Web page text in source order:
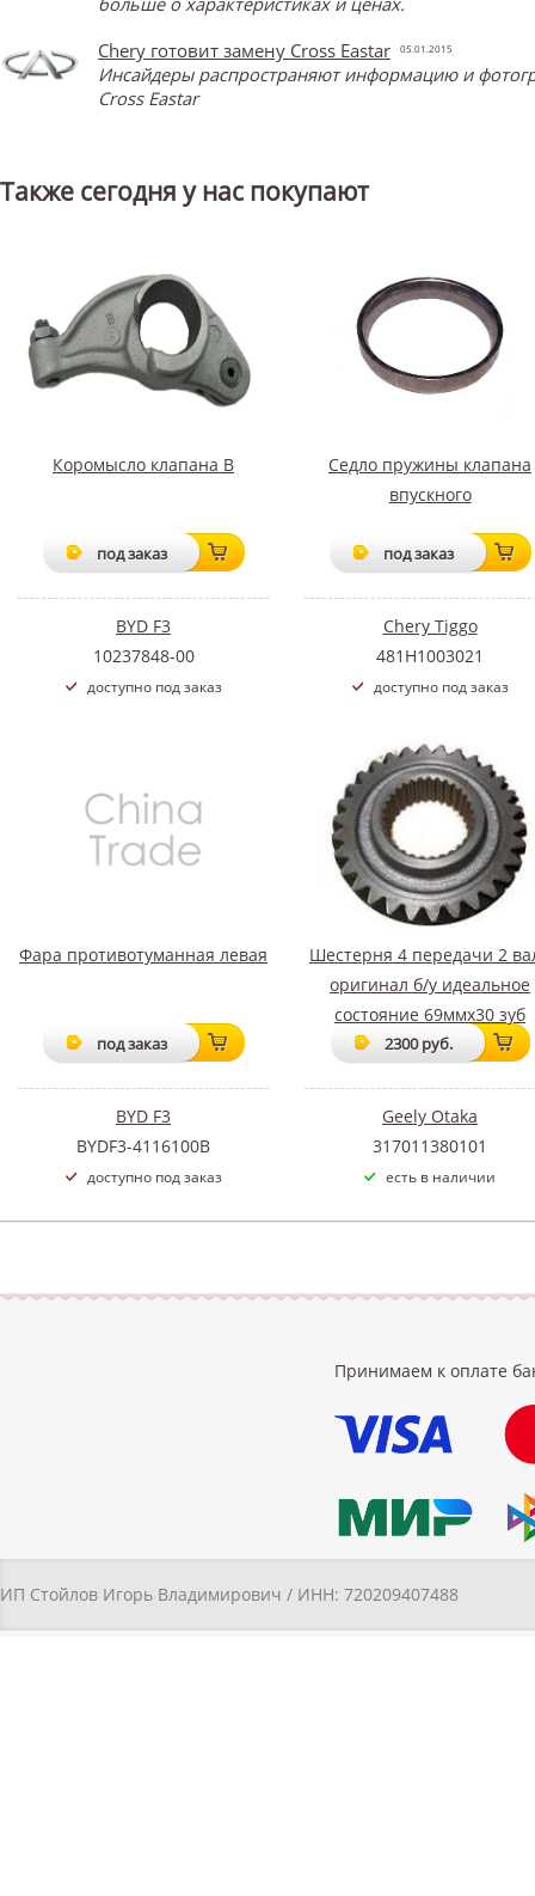
Chery готовит замену Cross Eastar
05.01.2015
Инсайдеры распространяют информацию и
Cross Eastar
Также сегодня у нас покупают
Коромысло клапана В
под заказ
BYD F3
10237848-00
доступно под заказ
Седло пружины клапана
впускного
под заказ
Chery Tiggo
481H1003021
доступно под заказ
Фара противотуманная левая
под заказ
BYD F3
BYDF3-4116100B
доступно под заказ
Шестерня 4 передачи 2
оригинал б/у идеальное
состояние 69ммх30 зуб
2300 руб.
Geely Otaka
317011380101
есть в наличии
Принимаем к оплате
ИП Стойлов Игорь Владимирович / ИНН: 720209407488